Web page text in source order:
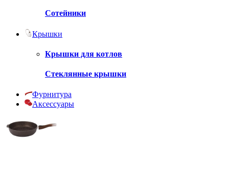
Сотейники
Крышки
Крышки для котлов
Стеклянные крышки
Фурнитура
Аксессуары